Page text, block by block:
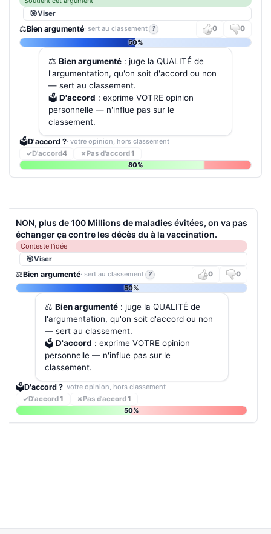
Viser
⚖️Bien argumenté· sert au classement ? 0
0
50%
⚖️ Bien argumenté : juge la QUALITÉ de
l'argumentation, qu'on soit d'accord ou non
— sert au classement.
🗳️ D'accord : exprime VOTRE opinion
personnelle — n'influe pas sur le
classement.
🗳️D'accord ?· votre opinion, hors classement
✓D'accord4 ✗Pas d'accord1
80%
NON, plus de 100 Millions de maladies évitées, on va pas
échanger ça contre les décès du à la vaccination.
Conteste l'idée
Viser
⚖️Bien argumenté· sert au classement ? 0
0
50%
⚖️ Bien argumenté: juge la QUALITÉ de
l'argumentation, qu'on soit d'accord ou non
— sert au classement.
🗳️ D'accord : exprime VOTRE opinion
personnelle — n'influe pas sur le
classement.
🗳️D'accord ?· votre opinion, hors classement
✓D'accord1 ✗Pas d'accord1
50%